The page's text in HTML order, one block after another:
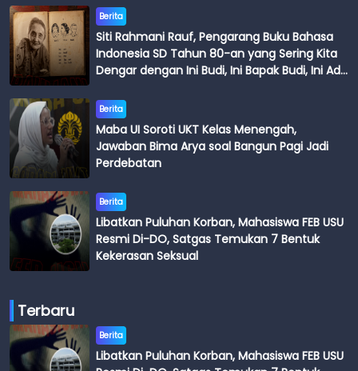
Berita
Siti Rahmani Rauf, Pengarang Buku Bahasa
Indonesia SD Tahun 80-an yang Sering Kita
Dengar dengan Ini Budi, Ini Bapak Budi, Ini Adik
Berita
Maba UI Soroti UKT Kelas Menengah,
Jawaban Bima Arya soal Bangun Pagi Jadi
Perdebatan
Berita
Libatkan Puluhan Korban, Mahasiswa FEB USU
Resmi Di-DO, Satgas Temukan 7 Bentuk
Kekerasan Seksual
Terbaru
Berita
Libatkan Puluhan Korban, Mahasiswa FEB USU